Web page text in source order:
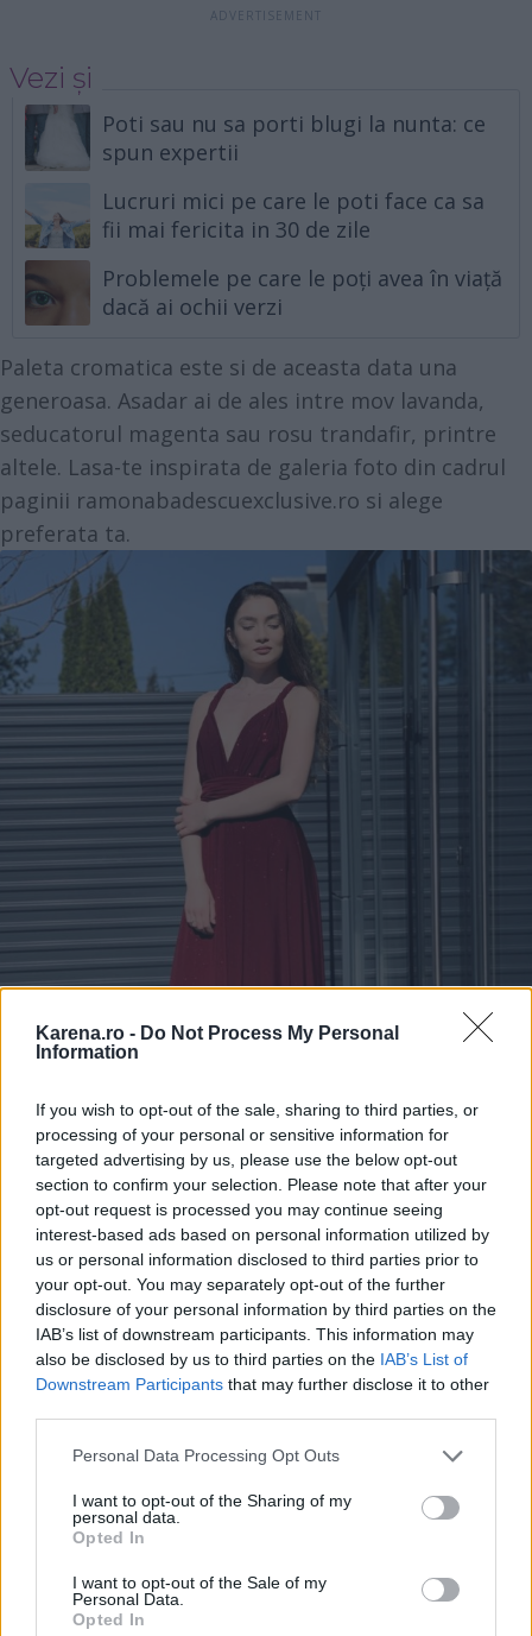
Karena.ro - Do Not Process My Personal
Information
If you wish to opt-out of the sale, sharing to third parties, or
processing of your personal or sensitive information for
targeted advertising by us, please use the below opt-out
section to confirm your selection. Please note that after your
opt-out request is processed you may continue seeing
interest-based ads based on personal information utilized by
us or personal information disclosed to third parties prior to
your opt-out. You may separately opt-out of the further
disclosure of your personal information by third parties on the
IAB’s list of downstream participants. This information may
also be disclosed by us to third parties on the IAB’s List of
Downstream Participants that may further disclose it to other
Please note that this website/app uses one or more Google
not limited to your visit or usage behaviour. You may click to
grant or deny consent to Google and its third-party tags to
use your data for below specified purposes in below Google
consent section.
Personal Data Processing Opt Outs
I want to opt-out of the Sharing of my
personal data.
Opted In
I want to opt-out of the Sale of my
Personal Data.
Opted In
Vezi și
Poti sau nu sa porti blugi la nunta: ce
spun expertii
Lucruri mici pe care le poti face ca sa
fii mai fericita in 30 de zile
Problemele pe care le poți avea în viață
dacă ai ochii verzi
Paleta cromatica este si de aceasta data una
generoasa. Asadar ai de ales intre mov lavanda,
seducatorul magenta sau rosu trandafir, printre
altele. Lasa-te inspirata de galeria foto din cadrul
paginii ramonabadescuexclusive.ro si alege
preferata ta.
Rochia Versatila, cu tulle
Cand credeai ca nu mai este ce sa te surprinda, o
alta varianta a rochiei Versatila este disponibila.
Vorbim despre acelasi tipar, dar cu insertie de
tulle. O rochie cu marime universala, cu care nu
varianta originala, mai sexy. Acea insertie de tulle,
pe lungimea rochiei, este un element interesat,
transparent ce lasa picioarele la vedere. Asadar,
este sexy, dar fara sa depaseasca acea decenta de